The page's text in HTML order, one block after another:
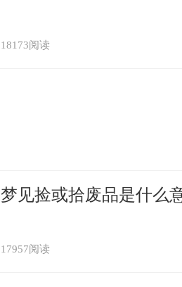
18173阅读
梦见捡或拾废品是什么
17957阅读